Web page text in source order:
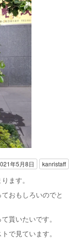
年5月8日 kanristaff
ます。
おもしろいのでと
貰いたいです。
で見ています。